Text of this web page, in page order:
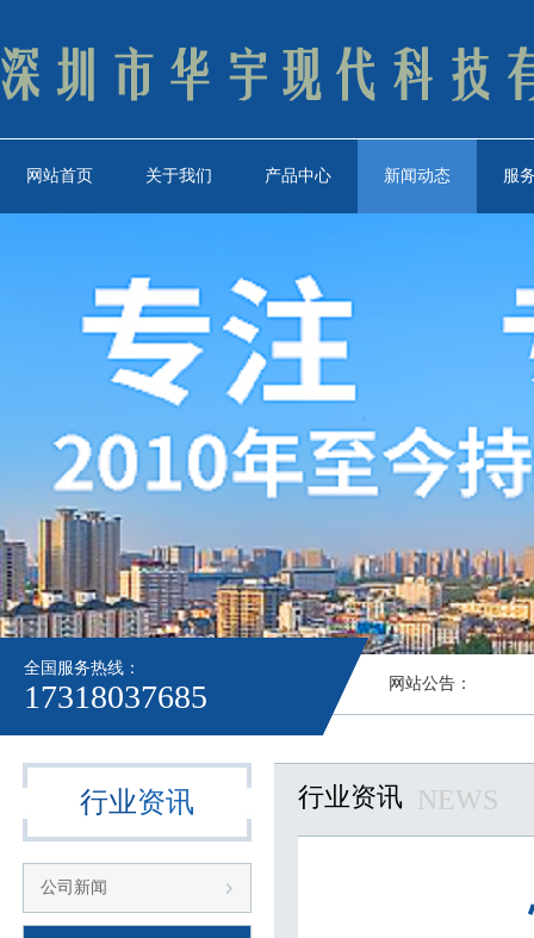
网站首页 关于我们 产品中心 新闻动态 服
全国服务热线：
17318037685 网站公告：
行业资讯
公司新闻
行业资讯 NEWS